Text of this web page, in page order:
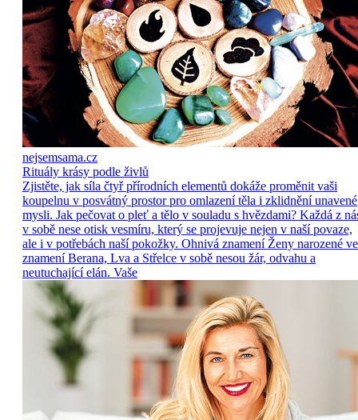
nejsemsama.cz
Rituály krásy podle živlů
Zjistěte, jak síla čtyř přírodních elementů dokáže proměnit vaši
koupelnu v posvátný prostor pro omlazení těla i zklidnění unavené
mysli. Jak pečovat o pleť a tělo v souladu s hvězdami? Každá z
v sobě nese otisk vesmíru, který se projevuje nejen v naší povaze,
ale i v potřebách naší pokožky. Ohnivá znamení Ženy narozené ve
znamení Berana, Lva a Střelce v sobě nesou žár, odvahu a
neutuchající elán. Vaše